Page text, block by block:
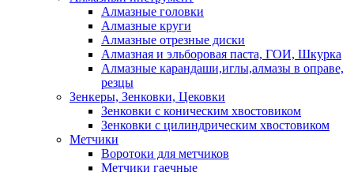
Алмазные головки
Алмазные круги
Алмазные отрезные диски
Алмазная и эльборовая паста, ГОИ, Шкурка
Алмазные карандаши,иглы,алмазы в оправе,
резцы
Зенкеры, Зенковки, Цековки
Зенковки с коническим хвостовиком
Зенковки с цилиндрическим хвостовиком
Метчики
Воротоки для метчиков
Метчики гаечные